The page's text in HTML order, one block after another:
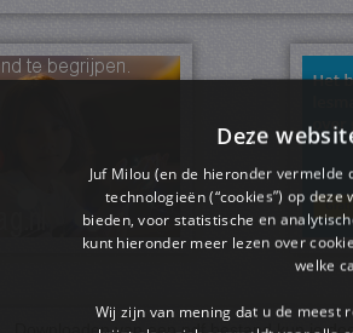
Deze
Juf Milou (en de hieronder
technologieën (“cookies”) op
bieden, voor statistische en
kunt hieronder meer lezen over
welke
Wij zijn van mening dat u de meest